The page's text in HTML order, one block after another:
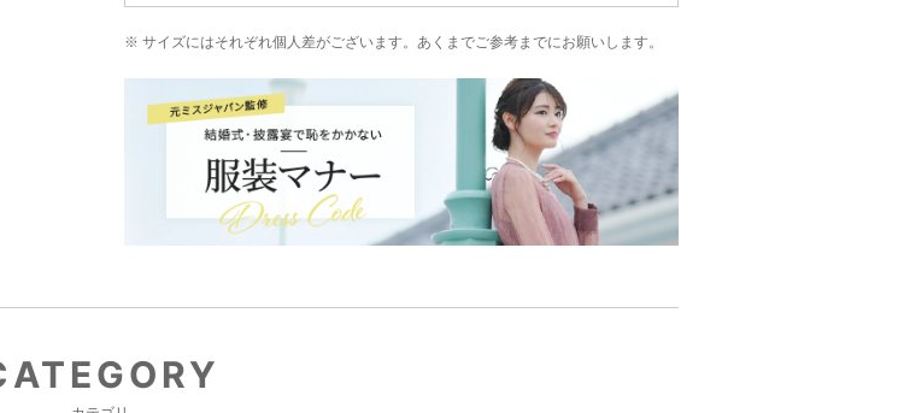
※ サイズにはそれぞれ個人差がございます。 あくまでご参考までにお願いします。